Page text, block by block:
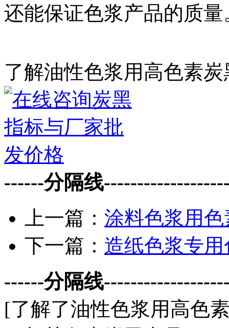
还能保证色浆产品的质量
了解油性色浆用高色素
------分隔线
上一篇： 涂料色浆用
下一篇： 造纸色浆专
------分隔线
[了解了油性色浆用高色